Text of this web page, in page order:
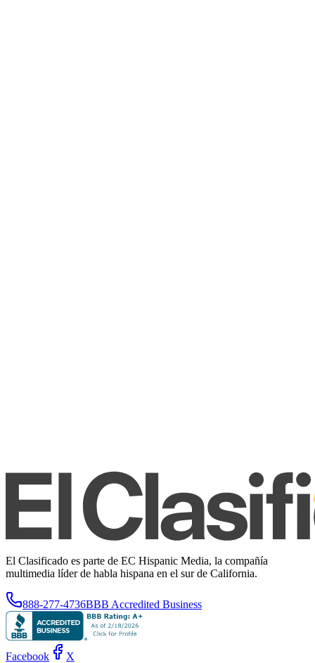
El Clasificado es parte de EC Hispanic Media, la compañía
multimedia líder de habla hispana en el sur de California.
888-277-4736BBB Accredited Business
Facebook X